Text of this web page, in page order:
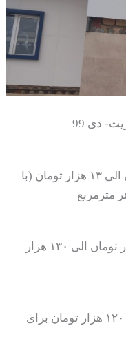
دی 99
هزینه طراحی نقشه: ۱۰ هزار تومان الی ۱۳ هزار تومان (با
مترمربع
هزینه فراهم سازی مصالح: ۱۱۰ هزار تومان الی ۱۳۰ هزار
دستمزد نصب: ۱۰۰ هزار تومان الی ۱۲۰ هزار تومان برای